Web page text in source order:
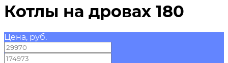
Котлы на дровах 180
Цена, руб.